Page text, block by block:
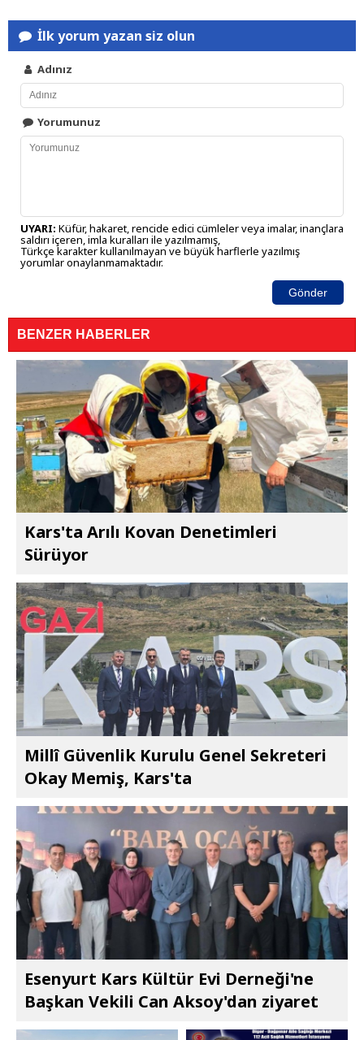
İlk yorum yazan siz olun
Adınız
Yorumunuz
UYARI: Küfür, hakaret, rencide edici cümleler veya imalar, inançlara
saldırı içeren, imla kuralları ile yazılmamış,
Türkçe karakter kullanılmayan ve büyük harflerle yazılmış
yorumlar onaylanmamaktadır.
Gönder
BENZER HABERLER
Kars'ta Arılı Kovan Denetimleri
Sürüyor
Millî Güvenlik Kurulu Genel Sekreteri
Okay Memiş, Kars'ta
Esenyurt Kars Kültür Evi Derneği'ne
Başkan Vekili Can Aksoy'dan ziyaret